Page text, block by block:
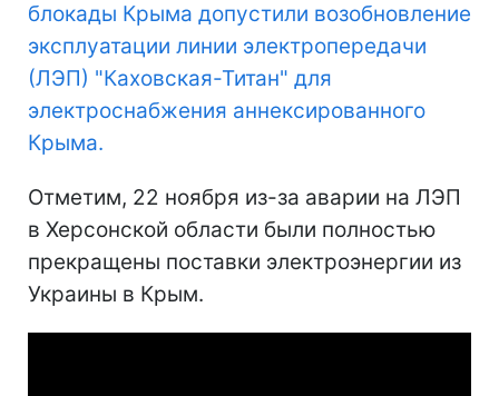
блокады Крыма допустили возобновление
эксплуатации линии электропередачи
(ЛЭП) "Каховская-Титан" для
электроснабжения аннексированного
Крыма.
Отметим, 22 ноября из-за аварии на ЛЭП
в Херсонской области были полностью
прекращены поставки электроэнергии из
Украины в Крым.